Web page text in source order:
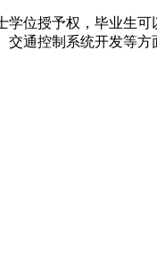
位授予权，毕业生
通控制系统开发等